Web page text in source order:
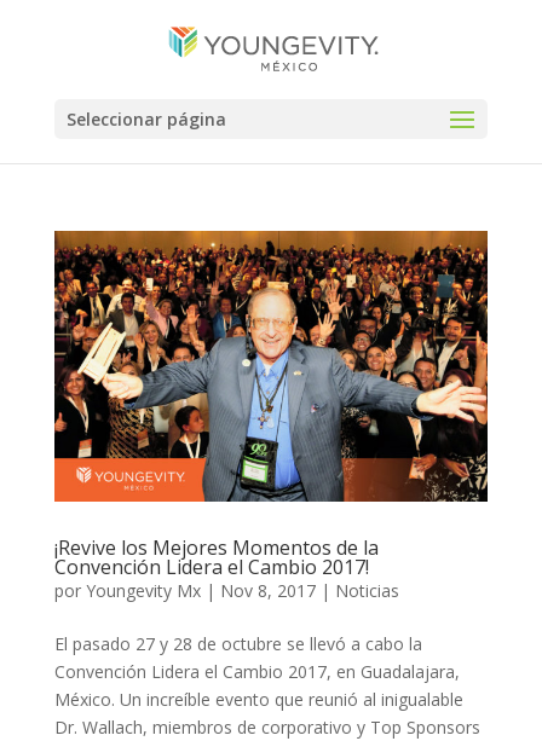
Seleccionar página
¡Revive los Mejores Momentos de la
Convención Lidera el Cambio 2017!
por Youngevity Mx| Nov 8, 2017| Noticias
El pasado 27 y 28 de octubre se llevó a cabo la
Convención Lidera el Cambio 2017, en Guadalajara,
México. Un increíble evento que reunió al inigualable
Dr. Wallach, miembros de corporativo y Top Sponsors